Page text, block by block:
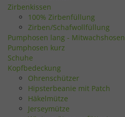
Zirbenkissen
100% Zirbenfüllung
Zirben/Schafwollfüllung
Pumphosen lang - Mitwachshosen
Pumphosen kurz
Schuhe
Kopfbedeckung
Ohrenschützer
Hipsterbeanie mit Patch
Häkelmütze
Jerseymütze